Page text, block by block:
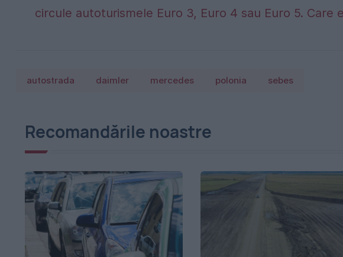
circule autoturismele Euro 3, Euro 4 sau Euro 5. Care
autostrada daimler mercedes polonia sebes
Recomandările noastre